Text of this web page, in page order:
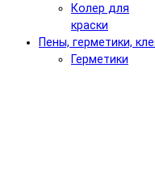
Колер для
краски
Пены, герметики,
Герметики